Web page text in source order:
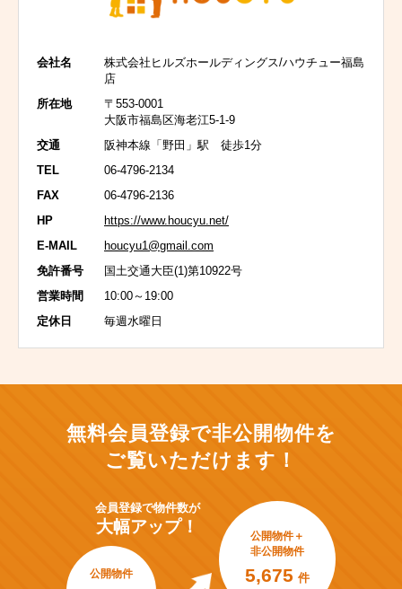
会社名
株式会社ヒルズホールディングス/ハウチュー福島
店
所在地
〒553-0001
大阪市福島区海老江5-1-9
交通
阪神本線「野田」駅 徒歩1分
TEL
06-4796-2134
FAX
06-4796-2136
HP
https://www.houcyu.net/
E-MAIL
houcyu1@gmail.com
免許番号
国土交通大臣(1)第10922号
営業時間
10:00～19:00
定休日
毎週水曜日
無料会員登録で非公開物件を
ご覧いただけます！
会員登録で物件数が
大幅アップ！
公開物件
公開物件＋
非公開物件
5,675 件